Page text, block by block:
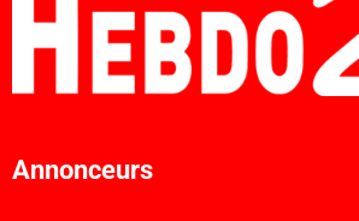
Annonceurs